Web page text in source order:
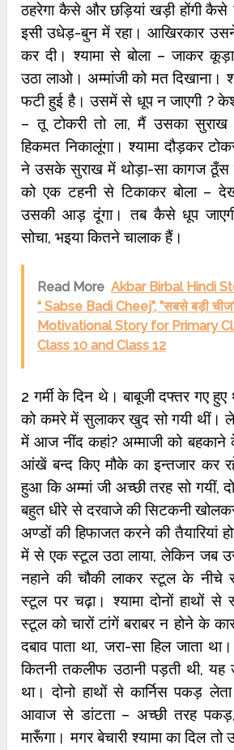
ठहरेगा कैसे और छड़ियां खड़ी होंगी
इसी उधेड़-बुन में रहा। आखिरकार
कर दी। श्यामा से बोला – जाकर
उठा लाओ। अम्मांजी को मत दिखाना।
फटी हुई है। उसमें से धूप न जाएगी ?
– तू टोकरी तो ला, मैं उसका
हिकमत निकालूंगा। श्यामा दौड़कर
ने उसके सुराख में थोड़ा-सा कागज ठूँस
को एक टहनी से टिकाकर बोला –
उसकी आड़ दूंगा। तब कैसे धूप
सोचा, भइया कितने चालाक हैं।
Read More Akbar Birbal Hindi
“ Sabse Badi Cheej”, ”सबसे बड़ी
Motivational Story for Primary
Class 10 and Class 12
2 गर्मी के दिन थे। बाबूजी दफ्तर गए हुए
को कमरे में सुलाकर खुद सो गयी थीं।
में आज नींद कहां? अम्माजी को बहकाने
आंखें बन्द किए मौके का इन्तजार कर
हुआ कि अम्मां जी अच्छी तरह सो गयीं,
बहुत धीरे से दरवाजे की सिटकनी
अण्डों की हिफाजत करने की तैयारियां
में से एक स्टूल उठा लाया, लेकिन जब
नहाने की चौकी लाकर स्टूल के
स्टूल पर चढ़ा। श्यामा दोनों हाथों
स्टूल को चारों टांगें बराबर न होने के
दबाव पाता था, जरा-सा हिल जाता
कितनी तकलीफ उठानी पड़ती थी, यह
था। दोनो हाथों से कार्निस पकड़
आवाज से डांटता – अच्छी तरह पकड़,
मारूँगा। मगर बेचारी श्यामा का दिल तो